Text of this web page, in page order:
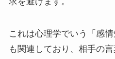
これは心理学でいう「感
も関連しており、相手の言